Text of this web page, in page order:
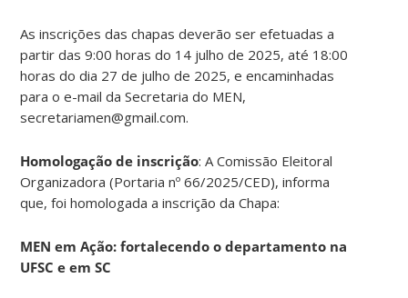
As inscrições das chapas deverão ser efetuadas a
partir das 9:00 horas do 14 julho de 2025, até 18:00
horas do dia 27 de julho de 2025, e encaminhadas
para o e-mail da Secretaria do MEN,
secretariamen@gmail.com.
Homologação de inscrição: A Comissão Eleitoral
Organizadora (Portaria nº 66/2025/CED), informa
que, foi homologada a inscrição da Chapa:
MEN em Ação: fortalecendo o departamento na
UFSC e em SC